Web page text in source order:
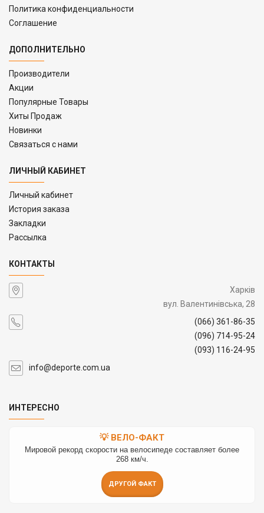
Политика конфиденциальности
Соглашение
ДОПОЛНИТЕЛЬНО
Производители
Акции
Популярные Товары
Хиты Продаж
Новинки
Связаться с нами
ЛИЧНЫЙ КАБИНЕТ
Личный кабинет
История заказа
Закладки
Рассылка
КОНТАКТЫ
Харків
вул. Валентинівська, 28
(066) 361-86-35
(096) 714-95-24
(093) 116-24-95
info@deporte.com.ua
ИНТЕРЕСНО
💡 ВЕЛО-ФАКТ
Мировой рекорд скорости на велосипеде составляет более
268 км/ч.
ДРУГОЙ ФАКТ